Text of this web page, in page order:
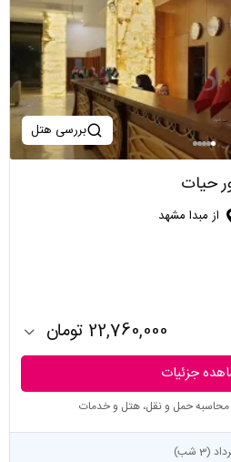
بررسی هتل
حیات
از مبدا مشهد
22,760,000 تومان
جزئیات
محاسبه حمل و نقل، هتل و خدمات